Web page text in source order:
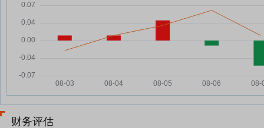
财务评估